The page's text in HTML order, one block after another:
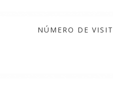
NÚMERO DE